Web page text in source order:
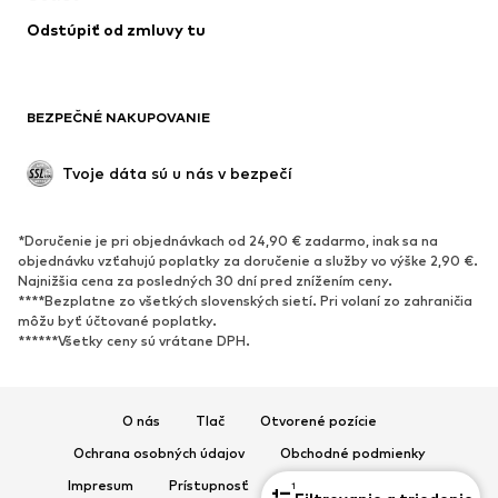
1
Odstúpiť od zmluvy tu
BEZPEČNÉ NAKUPOVANIE
Tvoje dáta sú u nás v bezpečí
*Doručenie je pri objednávkach od 24,90 € zadarmo, inak sa na
objednávku vzťahujú poplatky za doručenie a služby vo výške 2,90 €.
Najnižšia cena za posledných 30 dní pred znížením ceny.
****Bezplatne zo všetkých slovenských sietí. Pri volaní zo zahraničia
môžu byť účtované poplatky.
******Všetky ceny sú vrátane DPH.
O nás Tlač
Otvorené pozície
Ochrana osobných údajov
Obchodné podmienky
Impresum
Prístupnosť Bezpečnosť produktu